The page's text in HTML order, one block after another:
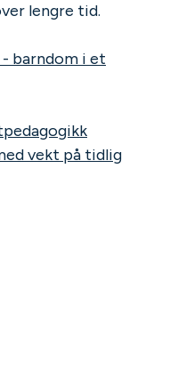
lengre tid.
- barndom i et
vekt på tidlig